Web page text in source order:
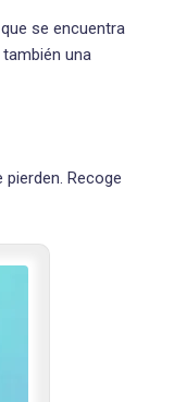
se encuentra
una
Recoge